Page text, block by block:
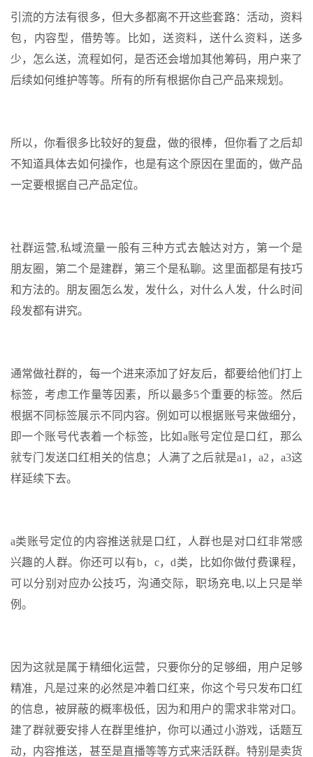
引流的方法有很多，但大多都离不开这些套路：活动，资料
包，内容型，借势等。比如，送资料，送什么资料，送多
少，怎么送，流程如何，是否还会增加其他筹码，用户来了
后续如何维护等等。所有的所有根据你自己产品来规划。
所以，你看很多比较好的复盘，做的很棒，但你看了之后却
不知道具体去如何操作，也是有这个原因在里面的，做产品
一定要根据自己产品定位。
社群运营,私域流量一般有三种方式去触达对方，第一个是
朋友圈，第二个是建群，第三个是私聊。这里面都是有技巧
和方法的。朋友圈怎么发，发什么，对什么人发，什么时间
段发都有讲究。
通常做社群的，每一个进来添加了好友后，都要给他们打上
标签，考虑工作量等因素，所以最多5个重要的标签。然后
根据不同标签展示不同内容。例如可以根据账号来做细分，
即一个账号代表着一个标签，比如a账号定位是口红，那么
就专门发送口红相关的信息；人满了之后就是a1，a2，a3这
样延续下去。
a类账号定位的内容推送就是口红，人群也是对口红非常感
兴趣的人群。你还可以有b，c，d类，比如你做付费课程，
可以分别对应办公技巧，沟通交际，职场充电,以上只是举
例。
因为这就是属于精细化运营，只要你分的足够细，用户足够
精准，凡是过来的必然是冲着口红来，你这个号只发布口红
的信息，被屏蔽的概率极低，因为和用户的需求非常对口。
建了群就要安排人在群里维护，你可以通过小游戏，话题互
动，内容推送，甚至是直播等等方式来活跃群。特别是卖货